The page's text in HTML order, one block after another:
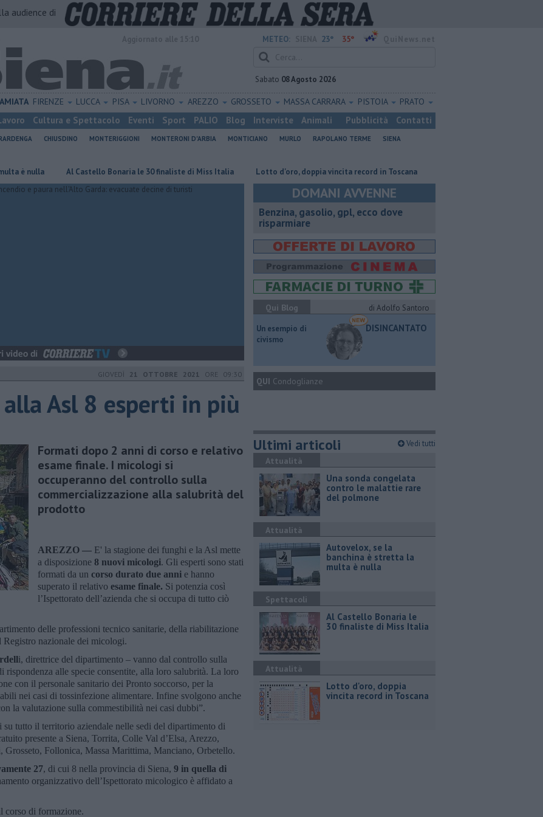
audience di
METEO: 23° 35°
Sabato 08 Agosto 2026
AMIATA FIRENZE LUCCA PISA LIVORNO AREZZO GROSSETO MASSA CARRARA PISTOIA PRATO
Cultura e Spettacolo Eventi Sport PALIO Blog Interviste Animali Pubblicità Contatti
CHIUSDINO MONTERIGGIONI MONTERONI D'ARBIA MONTICIANO MURLO RAPOLANO TERME
SIENA
Al Castello Bonaria le 30 finaliste di Miss Italia Lotto d'oro, doppia vincita record in Toscana Una sonda congelata contro le
GIOVEDÌ 21 OTTOBRE 2021 ORE 09:30
Asl 8 esperti in più
Formati dopo 2 anni di corso e relativo
esame finale. I micologi si
occuperanno del controllo sulla
commercializzazione alla salubrità del
prodotto
AREZZO — E' la stagione dei funghi e la Asl mette
a disposizione 8 nuovi micologi. Gli esperti sono stati
formati da un corso durato due anni e hanno
superato il relativo esame finale. Si potenzia così
l’Ispettorato dell’azienda che si occupa di tutto ciò
delle professioni tecnico sanitarie, della riabilitazione
Registro nazionale dei micologi.
i, direttrice del dipartimento – vanno dal controllo sulla
alle specie consentite, alla loro salubrità. La loro
con il personale sanitario dei Pronto soccorso, per la
nei casi di tossinfezione alimentare. Infine svolgono anche
la valutazione sulla commestibilità nei casi dubbi”.
tutto il territorio aziendale nelle sedi del dipartimento di
presente a Siena, Torrita, Colle Val d’Elsa, Arezzo,
Grosseto, Follonica, Massa Marittima, Manciano, Orbetello.
27, di cui 8 nella provincia di Siena, 9 in quella di
organizzativo dell’Ispettorato micologico è affidato a
corso di formazione.
DOMANI AVVENNE
​Benzina, gasolio, gpl, ecco dove
risparmiare
Qui Blog
di Adolfo Santoro
​Un esempio di
civismo
DISINCANTATO
QUI Condoglianze
Ultimi articoli Vedi tutti
Attualità
Una sonda congelata
contro le malattie rare
del polmone
Attualità
Autovelox, se la
banchina è stretta la
multa è nulla
Spettacoli
Al Castello Bonaria le
30 finaliste di Miss Italia
Attualità
Lotto d'oro, doppia
vincita record in Toscana